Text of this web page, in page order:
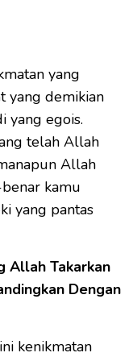
yang
yang demikian
yang egois.
telah Allah
Allah
kamu
yang pantas
Allah Takarkan
Dengan
kenikmatan